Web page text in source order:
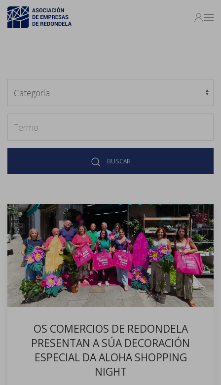
BUSCAR
OS COMERCIOS DE REDONDELA
PRESENTAN A SÚA DECORACIÓN
ESPECIAL DA ALOHA SHOPPING
NIGHT